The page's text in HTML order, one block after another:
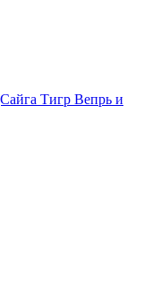
Тигр Вепрь и